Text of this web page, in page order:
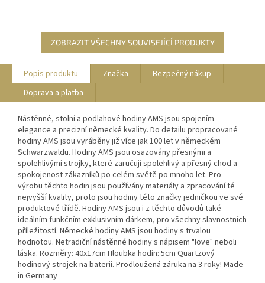
ZOBRAZIT VŠECHNY SOUVISEJÍCÍ PRODUKTY
Popis produktu Značka
Bezpečný nákup
Doprava a platba
Nástěnné, stolní a podlahové hodiny AMS jsou spojením
elegance a precizní německé kvality. Do detailu propracované
hodiny AMS jsou vyráběny již více jak 100 let v německém
Schwarzwaldu. Hodiny AMS jsou osazovány přesnými a
spolehlivými strojky, které zaručují spolehlivý a přesný chod a
spokojenost zákazníků po celém světě po mnoho let. Pro
výrobu těchto hodin jsou používány materiály a zpracování té
nejvyšší kvality, proto jsou hodiny této značky jedničkou ve své
produktové třídě. Hodiny AMS jsou i z těchto důvodů také
ideálním funkčním exklusivním dárkem, pro všechny slavnostních
příležitostí. Německé hodiny AMS jsou hodiny s trvalou
hodnotou. Netradiční nástěnné hodiny s nápisem "love" neboli
láska. Rozměry: 40x17cm Hloubka hodin: 5cm Quartzový
hodinový strojek na baterii. Prodloužená záruka na 3 roky! Made
in Germany